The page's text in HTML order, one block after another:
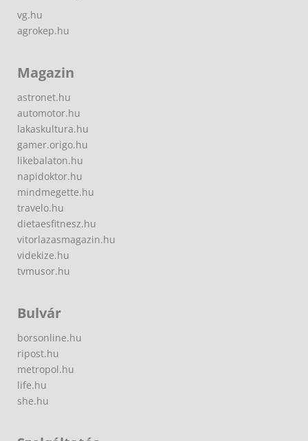
vg.hu
agrokep.hu
Magazin
astronet.hu
automotor.hu
lakaskultura.hu
gamer.origo.hu
likebalaton.hu
napidoktor.hu
mindmegette.hu
travelo.hu
dietaesfitnesz.hu
vitorlazasmagazin.hu
videkize.hu
tvmusor.hu
Bulvár
borsonline.hu
ripost.hu
metropol.hu
life.hu
she.hu